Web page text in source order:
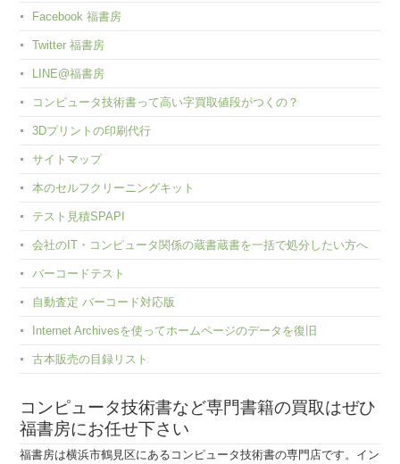
Facebook 福書房
Twitter 福書房
LINE@福書房
コンピュータ技術書って高い字買取値段がつくの？
3Dプリントの印刷代行
サイトマップ
本のセルフクリーニングキット
テスト見積SPAPI
会社のIT・コンピュータ関係の蔵書蔵書を一括で処分したい方へ
バーコードテスト
自動査定 バーコード対応版
Internet Archivesを使ってホームページのデータを復旧
古本販売の目録リスト
コンピュータ技術書など専門書籍の買取はぜひ
福書房にお任せ下さい
福書房は横浜市鶴見区にあるコンピュータ技術書の専門店です。イン